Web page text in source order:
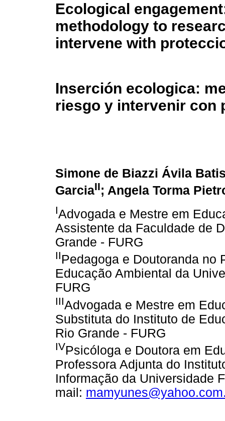
Ecological
methodology to
intervene with
Inserción ecologica:
riesgo y intervenir con
Simone de Biazzi Ávila
GarciaII; Angela Torma
IAdvogada e Mestre em
Assistente da Faculdade de
Grande - FURG
IIPedagoga e Doutoranda no
Educação Ambiental da
FURG
IIIAdvogada e Mestre em
Substituta do Instituto de
Rio Grande - FURG
IVPsicóloga e Doutora em
Professora Adjunta do
Informação da Universidade
mail: